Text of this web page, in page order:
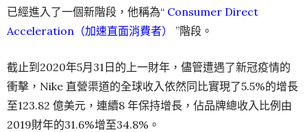
已經進入了一個新階段，他稱為“ Consumer Direct
Acceleration（加速直面消費者）
”階段。
截止到2020年5月31日的上一財年，儘管遭遇了新冠疫情的
衝擊，Nike 直營渠道的全球收入依然同比實現了5.5%的增長
至123.82 億美元，連續8 年保持增長，佔品牌總收入比例由
2019財年的31.6%增至34.8%。